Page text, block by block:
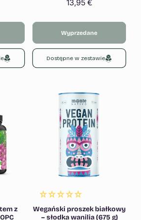
Cena
13,95 €
Wyprzedane
Dostępne w zestawie
z
Wegański proszek białkowy
– słodka wanilia (675 g)